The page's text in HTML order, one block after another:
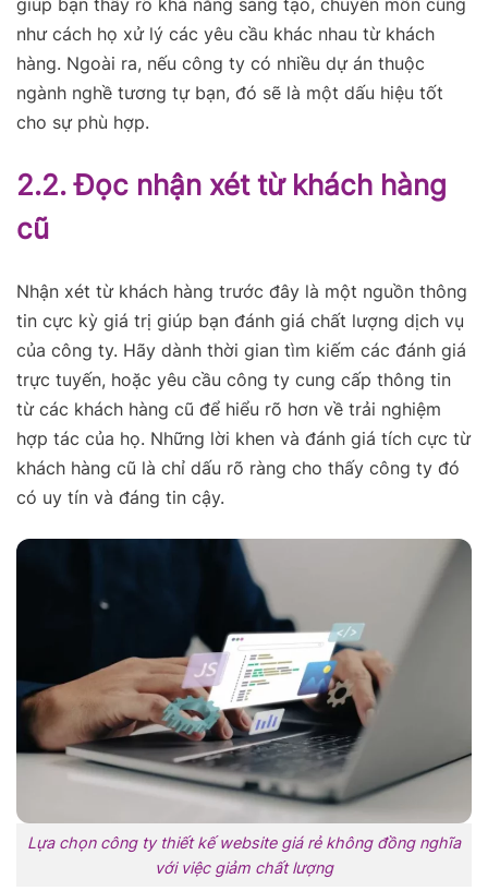
như cách họ xử lý các yêu cầu khác nhau từ khách
hàng. Ngoài ra, nếu công ty có nhiều dự án thuộc
ngành nghề tương tự bạn, đó sẽ là một dấu hiệu tốt
cho sự phù hợp.
2.2. Đọc nhận xét từ khách hàng
cũ
Nhận xét từ khách hàng trước đây là một nguồn thông
tin cực kỳ giá trị giúp bạn đánh giá chất lượng dịch vụ
của công ty. Hãy dành thời gian tìm kiếm các đánh giá
trực tuyến, hoặc yêu cầu công ty cung cấp thông tin
từ các khách hàng cũ để hiểu rõ hơn về trải nghiệm
hợp tác của họ. Những lời khen và đánh giá tích cực từ
khách hàng cũ là chỉ dấu rõ ràng cho thấy công ty đó
có uy tín và đáng tin cậy.
Lựa chọn công ty thiết kế website giá rẻ không đồng nghĩa
với việc giảm chất lượng